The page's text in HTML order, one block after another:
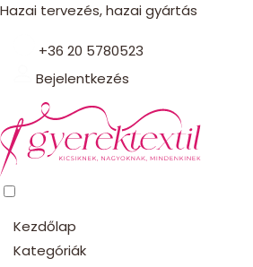
Hazai tervezés, hazai gyártás
+36 20 5780523
Bejelentkezés
Kezdőlap
Kategóriák